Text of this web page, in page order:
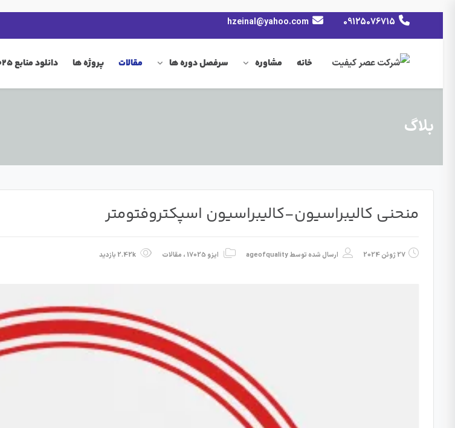
09125076715
hzeinal@yahoo.com
خانه مشاوره سرفصل دوره ها مقالات پروژه ها دانلود منابع 17025
بلاگ
منحنی کالیبراسیون-کالیبراسیون اسپکتروفتومتر
27 ژوئن 2024 ارسال شده توسطageofquality ایزو 17025 ، مقالات